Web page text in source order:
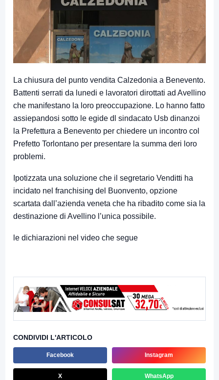
La chiusura del punto vendita Calzedonia a Benevento.
Battenti serrati da lunedi e lavoratori dirottati ad Avellino
che manifestano la loro preoccupazione. Lo hanno fatto
assiepandosi sotto le egide dl sindacato Usb dinanzoi
la Prefettura a Benevento per chiedere un incontro col
Prefetto Torlontano per presentare la summa deri loro
problemi.
Ipotizzata una soluzione che il segretario Venditti ha
incidato nel franchising del Buonvento, opzione
scartata dall’azienda veneta che ha ribadito come sia la
destinazione di Avellino l’unica possibile.
le dichiarazioni nel video che segue
CONDIVIDI L'ARTICOLO
Facebook Instagram
X WhatsApp